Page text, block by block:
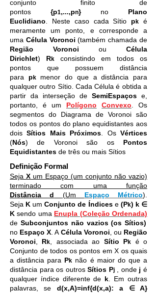
conjunto finito de
pontos {p1,...,pn}no Plano
Euclidiano . Neste caso cada Sítio pk é
meramente um ponto, e corresponde a
uma Célula Voronoi (também chamada de
Região Voronoi ou Célula
Dirichlet) Rk consistindo em todos os
pontos que possuem distância
para p kmenor do que a distância para
qualquer outro Sítio. Cada Célula é obtida a
partir da interseção de SemiEspaços e,
portanto, é um Polígono Convexo . Os
segmentos do Diagrama de Voronoi são
todos os pontos do plano equidistantes aos
doisSítios Mais Próximos . OsVértices
(Nós) de Voronoi são os Pontos
Equidistantes de três ou mais Sítios
Definição Formal
Seja X um Espaço (um conjunto não vazio)
terminado com uma função
Distância d (Um Espaço Métrico).
Seja K umConjunto de Índicese (Pk) k ∈
K sendo uma Enupla (Coleção Ordenada)
de Subconjuntos não vazios (os Sítios)
no Espaço X . A Célula Voronoi , ou Região
Voronoi
Rk , associada ao Sítio Pk é o
Conjunto de todos os pontos em X os quais
a distância para Pk não é maior do que a
distância para os outrosSítios Pj , onde j é
qualquer índice diferente de k . Em outras
palavras, se d(x,A)=inf{d(x,a): a ∈A}